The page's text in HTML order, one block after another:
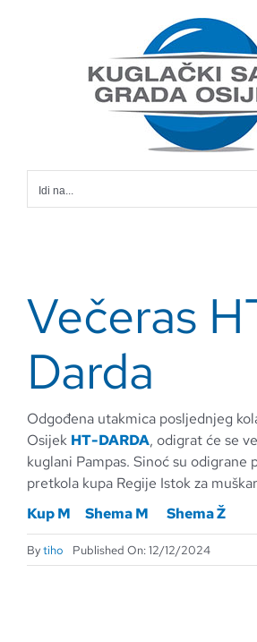
Idi na...
Večeras
Darda
Odgođena utakmica posljednjeg
Osijek HT-DARDA, odigrat će se
kuglani Pampas. Sinoć su odigrane
pretkola kupa Regije Istok za
Kup M
Shema M Shema Ž
Bytiho Published On: 12/12/2024